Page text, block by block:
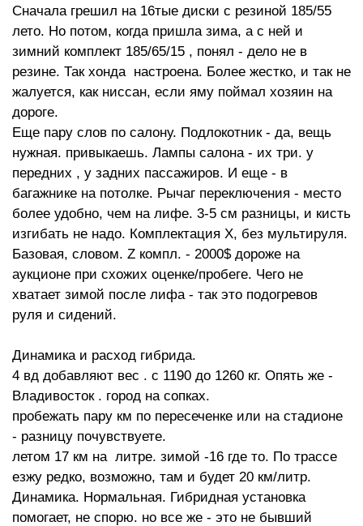
Сначала грешил на 16тые диски с резиной 185/55
лето. Но потом, когда пришла зима, а с ней и
зимний комплект 185/65/15 , понял - дело не в
резине. Так хонда настроена. Более жестко, и так не
жалуется, как ниссан, если яму поймал хозяин на
дороге.
Еще пару слов по салону. Подлокотник - да, вещь
нужная. привыкаешь. Лампы салона - их три. у
передних , у задних пассажиров. И еще - в
багажнике на потолке. Рычаг переключения - место
более удобно, чем на лифе. 3-5 см разницы, и кисть
изгибать не надо. Комплектация Х, без мультируля.
Базовая, словом. Z компл. - 2000$ дороже на
аукционе при схожих оценке/пробеге. Чего не
хватает зимой после лифа - так это подогревов
руля и сидений.
Динамика и расход гибрида.
4 вд добавляют вес . с 1190 до 1260 кг. Опять же -
Владивосток . город на сопках.
пробежать пару км по пересеченке или на стадионе
- разницу почувствуете.
летом 17 км на литре. зимой -16 где то. По трассе
езжу редко, возможно, там и будет 20 км/литр.
Динамика. Нормальная. Гибридная установка
помогает, не спорю. но все же - это не бывший